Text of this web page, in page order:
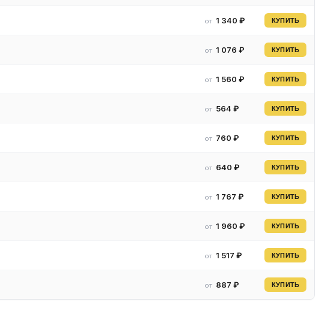
от 1 340 ₽ КУПИТЬ
от 1 076 ₽ КУПИТЬ
от 1 560 ₽ КУПИТЬ
от 564 ₽ КУПИТЬ
от 760 ₽ КУПИТЬ
от 640 ₽ КУПИТЬ
от 1 767 ₽ КУПИТЬ
от 1 960 ₽ КУПИТЬ
от 1 517 ₽ КУПИТЬ
от 887 ₽ КУПИТЬ